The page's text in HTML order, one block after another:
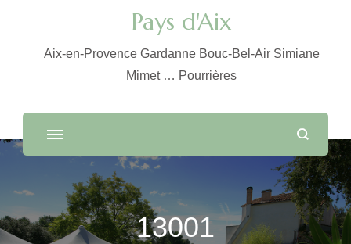
Pays d'Aix
Aix-en-Provence Gardanne Bouc-Bel-Air Simiane
Mimet … Pourrières
13001